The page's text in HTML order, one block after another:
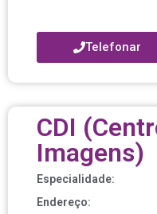
Telefonar
CDI
Imagens)
Especialidade:
Endereço: